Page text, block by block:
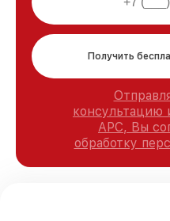
Получить
консультацию
APC, Вы
обработку